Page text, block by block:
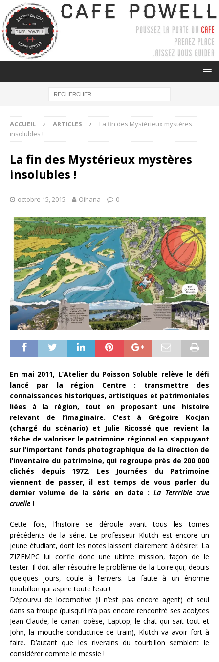
ACCUEIL ARTICLES
La fin des Mystérieux mystères
insolubles !
La fin des Mystérieux mystères
insolubles !
octobre 15, 2015 Oihana 0
En mai 2011, L’Atelier du Poisson Soluble relève le défi
lancé par la région Centre : transmettre des
connaissances historiques, artistiques et patrimoniales
liées à la région, tout en proposant une histoire
relevant de l’imaginaire. C’est à Grégoire Kocjan
(chargé du scénario) et Julie Ricossé que revient la
tâche de valoriser le patrimoine régional en s’appuyant
sur l’important fonds photographique de la direction de
l’inventaire du patrimoine, qui regroupe près de 200 000
clichés depuis 1972. Les Journées du Patrimoine
viennent de passer, il est temps de vous parler du
dernier volume de la série en date :La Terrrible crue
cruelle !
Cette fois, l’histoire se déroule avant tous les tomes
précédents de la série. Le professeur Klutch est encore un
jeune étudiant, dont les notes laissent clairement à désirer. La
ZIZEMPC lui confie donc une ultime mission, façon de le
tester. Il doit aller résoudre le problème de la Loire qui, depuis
quelques jours, coule à l’envers. La faute à un énorme
tourbillon qui aspire toute l’eau !
Dépourvu de locomotive (il n’est pas encore agent) et seul
dans sa troupe (puisqu’il n’a pas encore rencontré ses acolytes
Jean-Claude, le canari obèse, Laptop, le chat qui sait tout et
John, la mouche conductrice de train), Klutch va avoir fort à
faire. D’autant que les riverains du tourbillon semblent le
considérer comme le messie !